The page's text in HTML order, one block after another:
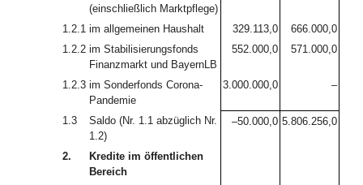
(einschließlich Marktpflege)
1.2.1 im allgemeinen Haushalt 329.113,0
666.000,0
1.2.2 im Stabilisierungsfonds
Finanzmarkt und BayernLB
552.000,0 571.000,0
1.2.3 im Sonderfonds Corona-
Pandemie
3.000.000,0 –
1.3
Saldo (Nr. 1.1 abzüglich Nr.
1.2)
–50.000,0 5.806.256,0
2.
Kredite im öffentlichen
Bereich